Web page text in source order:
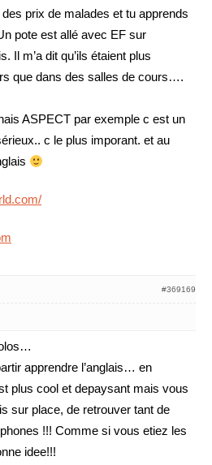
prix de malades et tu apprends
pote est allé avec EF sur
Il m’a dit qu’ils étaient plus
que dans des salles de cours….
ASPECT par exemple c est un
c le plus imporant. et au
#369169
apprendre l’anglais… en
plus cool et depaysant mais vous
sur place, de retrouver tant de
!!! Comme si vous etiez les
idee!!!